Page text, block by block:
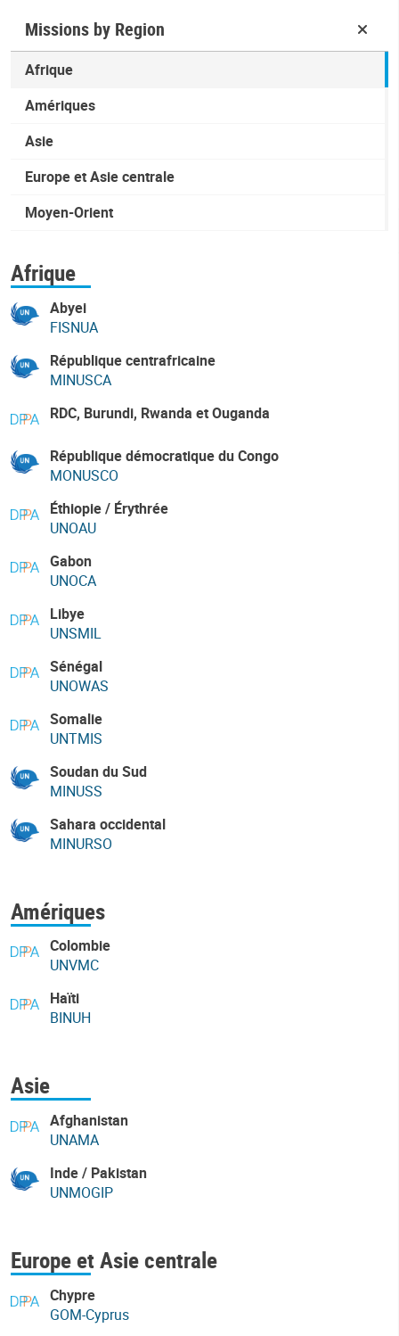
Missions by Region
Afrique
Amériques
Asie
Europe et Asie centrale
Moyen-Orient
Afrique
Abyei
FISNUA
République centrafricaine
MINUSCA
RDC, Burundi, Rwanda et Ouganda
République démocratique du Congo
MONUSCO
Éthiopie / Érythrée
UNOAU
Gabon
UNOCA
Libye
UNSMIL
Sénégal
UNOWAS
Somalie
UNTMIS
Soudan du Sud
MINUSS
Sahara occidental
MINURSO
Amériques
Colombie
UNVMC
Haïti
BINUH
Asie
Afghanistan
UNAMA
Inde / Pakistan
UNMOGIP
Europe et Asie centrale
Chypre
GOM-Cyprus